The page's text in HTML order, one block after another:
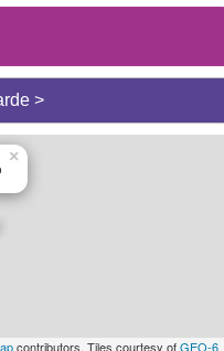
>
×
contributors, Tiles courtesy ofGEO-6